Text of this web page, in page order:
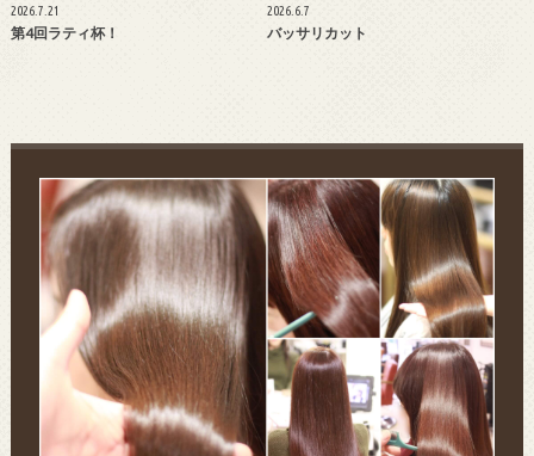
2026.7.21
第4回ラティ杯！
2026.6.7
バッサリカット